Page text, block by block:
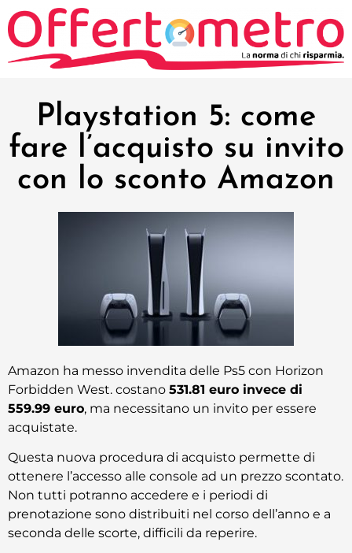
Playstation 5: come
fare l’acquisto su invito
con lo sconto Amazon
Amazon ha messo invendita delle Ps5 con Horizon
Forbidden West. costano 531.81 euro invece di
559.99 euro, ma necessitano un invito per essere
acquistate.
Questa nuova procedura di acquisto permette di
ottenere l’accesso alle console ad un prezzo scontato.
Non tutti potranno accedere e i periodi di
prenotazione sono distribuiti nel corso dell’anno e a
seconda delle scorte, difficili da reperire.